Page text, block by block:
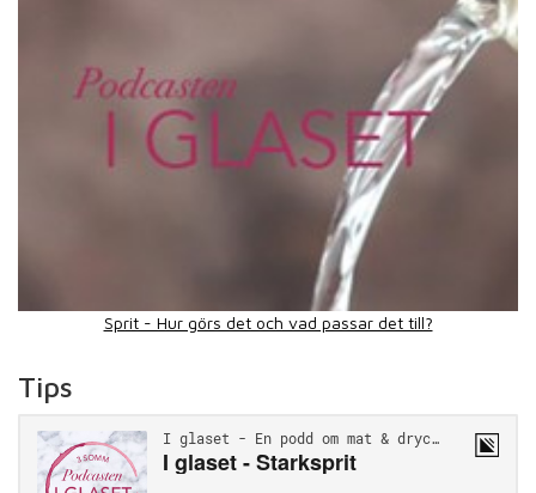
Sprit - Hur görs det och vad passar det till?
Tips